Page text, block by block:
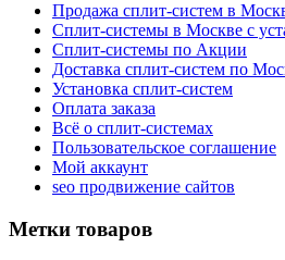
Продажа сплит-систем в
Сплит-системы в Москве с
Сплит-системы по Акции
Доставка сплит-систем по
Установка сплит-систем
Оплата заказа
Всё о сплит-системах
Пользовательское соглашение
Мой аккаунт
seo продвижение сайтов
Метки товаров